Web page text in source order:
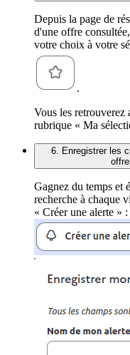
Depuis la page de
d'une offre
votre choix à votre
.
Vous les retrouverez
rubrique « Ma
6. Enregistrer les
Gagnez du temps et
recherche à chaque
« Créer une alerte » :